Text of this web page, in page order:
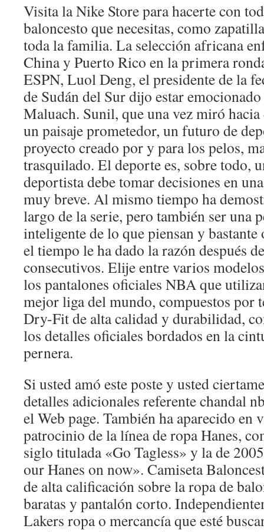
Visita la Nike Store para hacerte con
baloncesto que necesitas, como
toda la familia. La selección africana
China y Puerto Rico en la primera
ESPN, Luol Deng, el presidente de la
de Sudán del Sur dijo estar
Maluach. Sunil, que una vez miró
un paisaje prometedor, un futuro de
proyecto creado por y para los pelos,
trasquilado. El deporte es, sobre todo,
deportista debe tomar decisiones en
muy breve. Al mismo tiempo ha
largo de la serie, pero también ser una
inteligente de lo que piensan y bastante
el tiempo le ha dado la razón después
consecutivos. Elije entre varios
los pantalones oficiales NBA que
mejor liga del mundo, compuestos por
Dry-Fit de alta calidad y durabilidad,
los detalles oficiales bordados en la
pernera.
Si usted amó este poste y usted
detalles adicionales referente chandal
el Web page. También ha aparecido en
patrocinio de la línea de ropa Hanes,
siglo titulada «Go Tagless» y la de
our Hanes on now». Camiseta
de alta calificación sobre la ropa de
baratas y pantalón corto.
Lakers ropa o mercancía que esté